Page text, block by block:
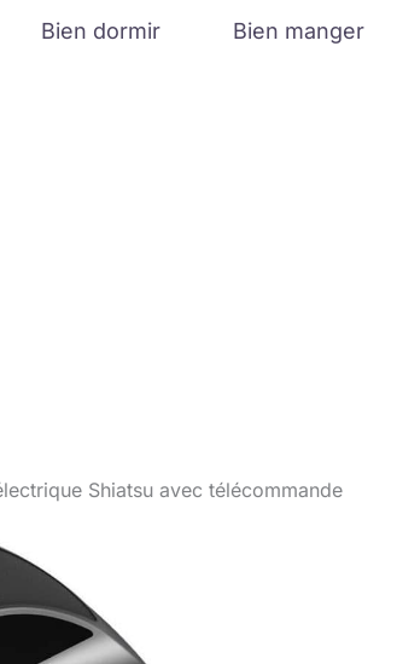
Bien dormir Bien manger
Shiatsu avec télécommande